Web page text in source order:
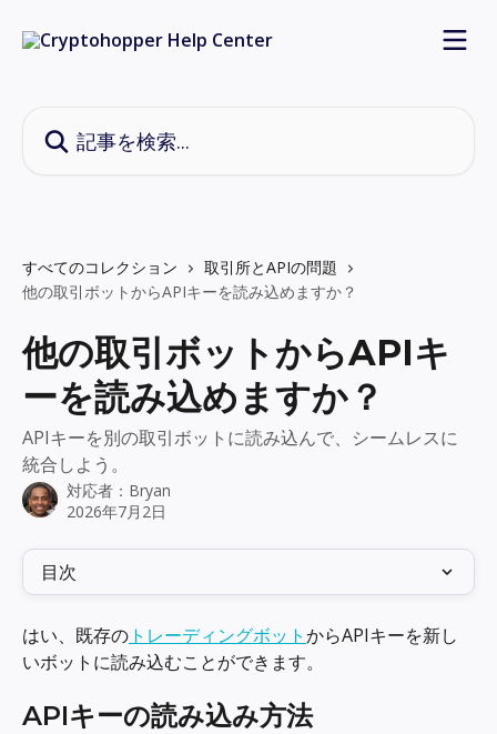
すべてのコレクション
取引所とAPIの問題
他の取引ボットからAPIキーを読み込めますか？
他の取引ボットからAPIキ
ーを読み込めますか？
APIキーを別の取引ボットに読み込んで、シームレスに
統合しよう。
対応者： Bryan
2026年7月2日
目次
はい、既存の トレーディングボットからAPIキーを新し
いボットに読み込むことができます。
APIキーの読み込み方法